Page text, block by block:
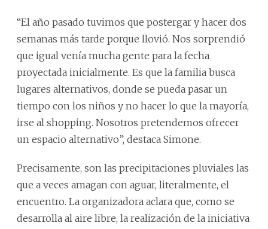
“El año pasado tuvimos que postergar y hacer dos
semanas más tarde porque llovió. Nos sorprendió
que igual venía mucha gente para la fecha
proyectada inicialmente. Es que la familia busca
lugares alternativos, donde se pueda pasar un
tiempo con los niños y no hacer lo que la mayoría,
irse al shopping. Nosotros pretendemos ofrecer
un espacio alternativo”, destaca Simone.
Precisamente, son las precipitaciones pluviales las
que a veces amagan con aguar, literalmente, el
encuentro. La organizadora aclara que, como se
desarrolla al aire libre, la realización de la iniciativa